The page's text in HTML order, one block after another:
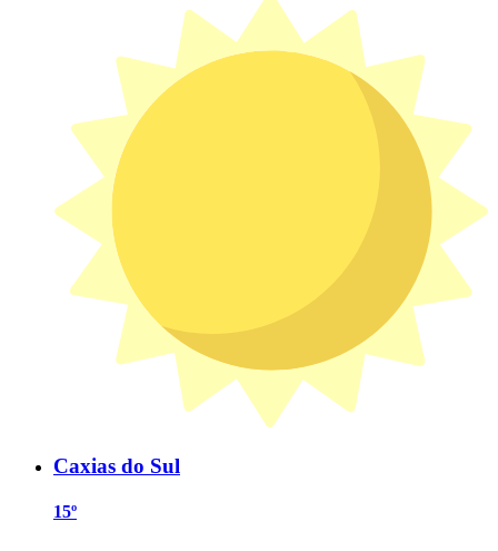
Caxias do Sul
15º